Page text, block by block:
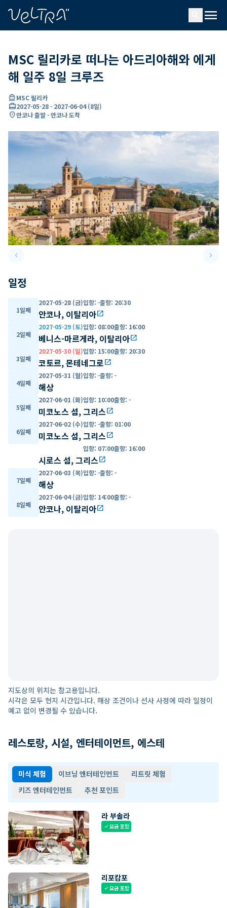
menu
MSC 릴리카로 떠나는 아드리아해와 에게
해 일주 8일 크루즈
directions_boatMSC 릴리카
card_travel2027-05-28- 2027-06-04(8일)
location_on안코나 출발 - 안코나 도착
keyboard_arrow_leftPrevious slide keyboard_arrow_right
일정
1일째
2027-05-28 (금)입항: -출항: 20:30
안코나, 이탈리아open_in_new
2일째
2027-05-29 (토)입항: 08:00출항: 16:00
베니스-마르게라, 이탈리아open_in_new
3일째
2027-05-30 (일)입항: 15:00출항: 20:30
코토르, 몬테네그로open_in_new
4일째
2027-05-31 (월)입항: -출항: -
해상
5일째
2027-06-01 (화)입항: 10:00출항: -
미코노스 섬, 그리스open_in_new
6일째
2027-06-02 (수)입항: -출항: 01:00
미코노스 섬, 그리스open_in_new
입항: 07:00출항: 16:00
시로스 섬, 그리스open_in_new
7일째
2027-06-03 (목)입항: -출항: -
해상
8일째
2027-06-04 (금)입항: 14:00출항: -
안코나, 이탈리아open_in_new
지도상의 위치는 참고용입니다.
시각은 모두 현지 시간입니다. 해상 조건이나 선사 사정에 따라 일정이
예고 없이 변경될 수 있습니다.
레스토랑, 시설, 엔터테이먼트, 에스테
미식 체험 이브닝 엔터테인먼트
리트릿 체험
키즈 엔터테인먼트
추천 포인트
라 부솔라
check요금 포함
리포캄포
check요금 포함